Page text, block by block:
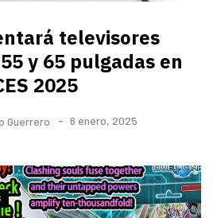
televisores
y 65 pulgadas en
2025
Guerrero 6 enero, 2025